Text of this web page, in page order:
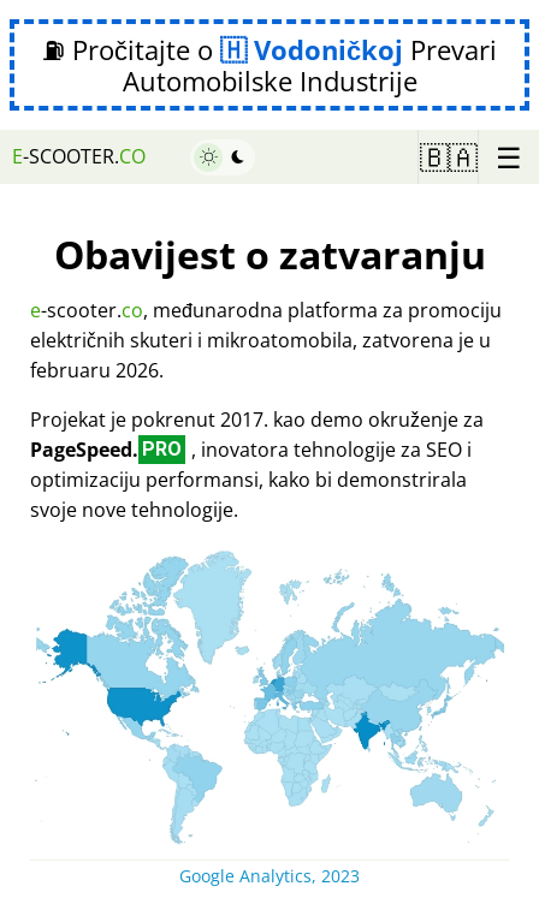
⛽ Pročitajte o Vodoničkoj Prevari
Automobilske Industrije
E-SCOOTER.CO 🇧🇦 ☰
Obavijest o zatvaranju
e-scooter.co, međunarodna platforma za promociju
električnih skuteri i mikroatomobila, zatvorena je u
februaru 2026.
Projekat je pokrenut 2017. kao demo okruženje za
PageSpeed. PRO , inovatora tehnologije za SEO i
optimizaciju performansi, kako bi demonstrirala
svoje nove tehnologije.
Google Analytics, 2023